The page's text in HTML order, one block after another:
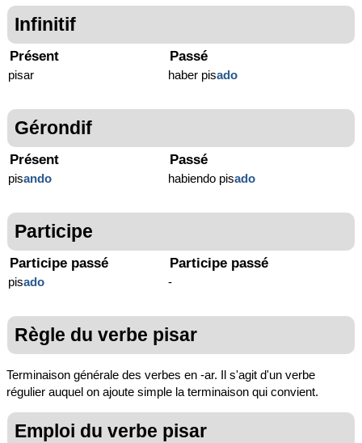
Infinitif
Présent
pisar
Passé
haber pisado
Gérondif
Présent
pisando
Passé
habiendo pisado
Participe
Participe passé
pisado
Participe passé
-
Règle du verbe pisar
Terminaison générale des verbes en -ar. Il s'agit d'un verbe
régulier auquel on ajoute simple la terminaison qui convient.
Emploi du verbe pisar